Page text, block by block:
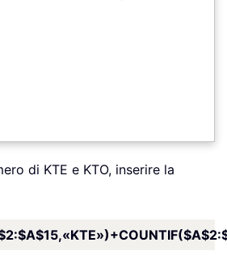
di KTE e KTO, inserire la